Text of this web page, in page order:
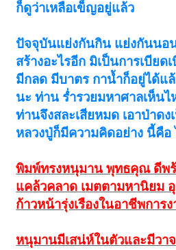
ก็ดูว่าเหลือเข็ญอยู่แล้ว
ปัจจุบันแย่งกันกิน แย่งกันนอ
สร้างอะไรอีก มิเป็นการเบียด
มีกลด มีบาตร กาน้ำก็อยู่ได้แล้
นะ ท่าน ร่ำรวยมหาศาลเห็นไ
ท่านจึงสละเสียหมด เอาป่าด
หลวงปู่ก็มีความคิดอย่าง นี้คือ
พิมพ์ทรงหนุมาน พุทธคุณ ดีพ
แคล้วคลาด เมตตามหานิยม
ก้าวหน้ารุ่งเรืองในอาชีพการ
หนุมานมีเสน่ห์ในตัวและมีวา